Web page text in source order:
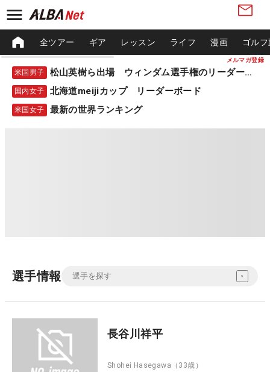
メルマガ登録
全ツアー ギア レッスン ライフ 漫画 ゴル
米国男子 松山英樹ら出場 ウィンダム選手権のリーダーボード
国内女子 北海道meijiカップ リーダーボード
米国女子 最新の世界ランキング
選手情報
長谷川祥平
Shohei Hasegawa （33歳）